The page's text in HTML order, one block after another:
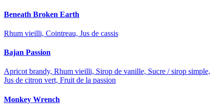
Beneath Broken Earth
Rhum vieilli, Cointreau, Jus de cassis
Bajan Passion
Apricot brandy, Rhum vieilli, Sirop de vanille, Sucre / sirop simple,
Jus de citron vert, Fruit de la passion
Monkey Wrench